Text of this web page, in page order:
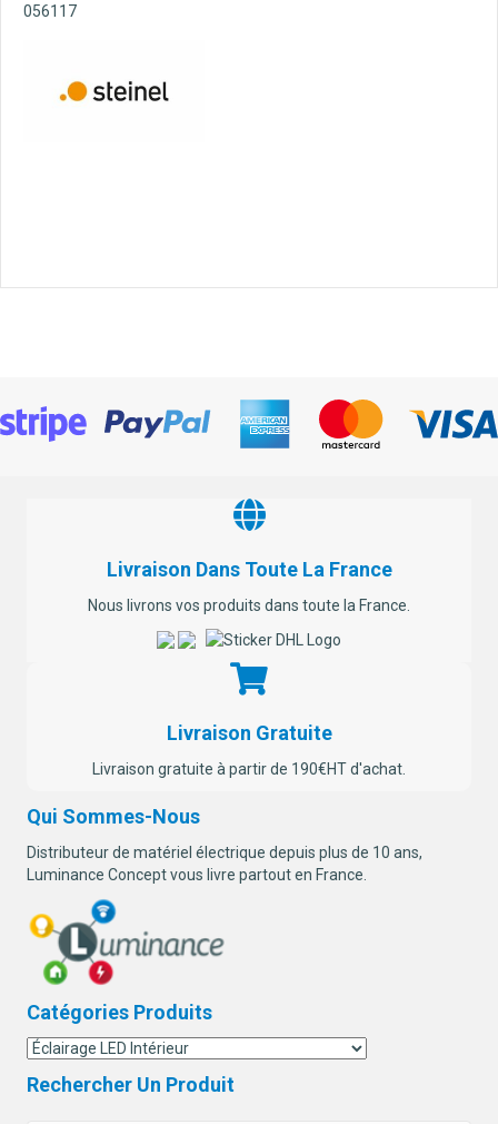
056117
Livraison Dans Toute La France
Nous livrons vos produits dans toute la France.
Livraison Gratuite
Livraison gratuite à partir de 190€HT d'achat.
Qui Sommes-Nous
Distributeur de matériel électrique depuis plus de 10 ans,
Luminance Concept vous livre partout en France.
Catégories Produits
Rechercher Un Produit